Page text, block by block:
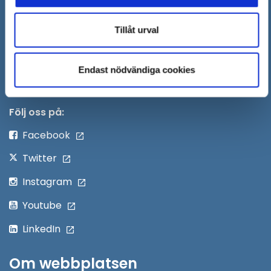
Tillåt urval
Endast nödvändiga cookies
nytt
Säkra meddelanden
Skicka faktura till Södertälje kommun
PersonalingångÖppna
Följ oss på:
Facebook
Twitter
Instagram
Youtube
LinkedIn
Om webbplatsen